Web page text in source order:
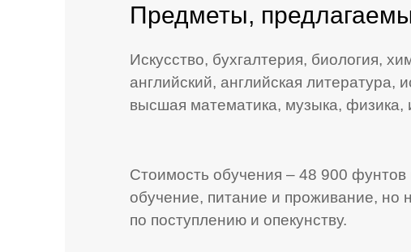
Предметы,
Искусство, бухгалтерия, биология,
английский, английская литература,
высшая математика, музыка, физика,
Стоимость обучения – 48 900 фунтов
обучение, питание и проживание, но
по поступлению и опекунству.